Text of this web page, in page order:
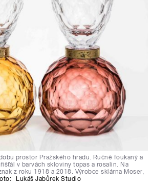
prostor Pražského hradu. Ručně foukaný a
v barvách skloviny topas a rosalin. Na
z roku 1918 a 2018. Výrobce sklárna Moser,
Lukáš Jabůrek Studio